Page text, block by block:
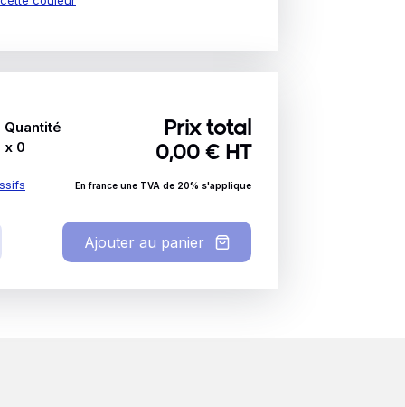
Quantité
x 0
Prix total
0,00 € HT
En france une TVA de 20% s'applique
Ajouter au panier